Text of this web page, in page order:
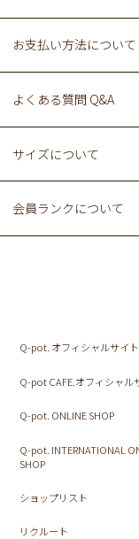
お支払い方法について
よくある質問 Q&A
サイズについて
会員ランクについて
Q-pot. オフィシャルサイト
Q-pot CAFE.オフィシャル
Q-pot. ONLINE SHOP
Q-pot. INTERNATIONAL
SHOP
ショップリスト
リクルート